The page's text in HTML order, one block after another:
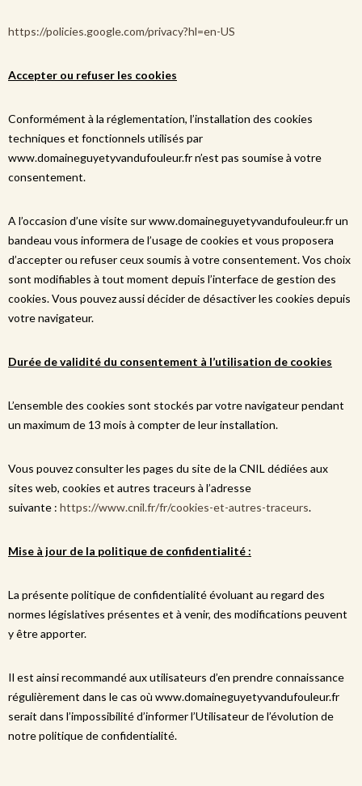
https://policies.google.com/privacy?hl=en-US
Accepter ou refuser les cookies
Conformément à la réglementation, l’installation des cookies
techniques et fonctionnels utilisés par
www.domaineguyetyvandufouleur.fr n’est pas soumise à votre
consentement.
A l’occasion d’une visite sur www.domaineguyetyvandufouleur.fr un
bandeau vous informera de l’usage de cookies et vous proposera
d’accepter ou refuser ceux soumis à votre consentement. Vos choix
sont modifiables à tout moment depuis l’interface de gestion des
cookies. Vous pouvez aussi décider de désactiver les cookies depuis
votre navigateur.
Durée de validité du consentement à l’utilisation de cookies
L’ensemble des cookies sont stockés par votre navigateur pendant
un maximum de 13 mois à compter de leur installation.
Vous pouvez consulter les pages du site de la CNIL dédiées aux
sites web, cookies et autres traceurs à l’adresse
suivante : https://www.cnil.fr/fr/cookies-et-autres-traceurs.
Mise à jour de la politique de confidentialité :
La présente politique de confidentialité évoluant au regard des
normes législatives présentes et à venir, des modifications peuvent
y être apporter.
Il est ainsi recommandé aux utilisateurs d’en prendre connaissance
régulièrement dans le cas où www.domaineguyetyvandufouleur.fr
serait dans l’impossibilité d’informer l’Utilisateur de l’évolution de
notre politique de confidentialité.